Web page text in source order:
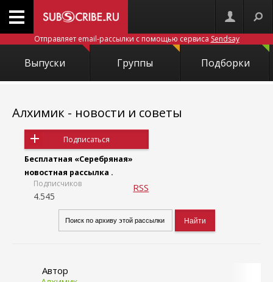
Отправляет email-рассылки с помощью сервиса Sendsay
Выпуски Группы Подборки
Алхимик - новости и советы
Подписаться
Бесплатная «Серебряная»
новостная рассылка .
Подписчиков
4.545
RSS
Автор